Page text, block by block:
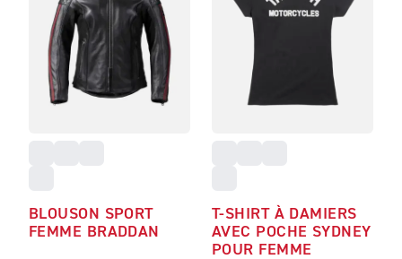
BLOUSON SPORT
FEMME BRADDAN
T-SHIRT À DAMIERS
AVEC POCHE SYDNEY
POUR FEMME